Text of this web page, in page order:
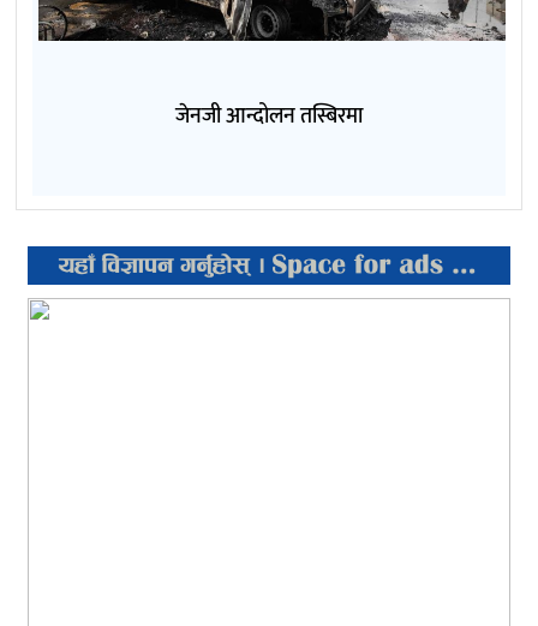
जेनजी आन्दोलन तस्बिरमा